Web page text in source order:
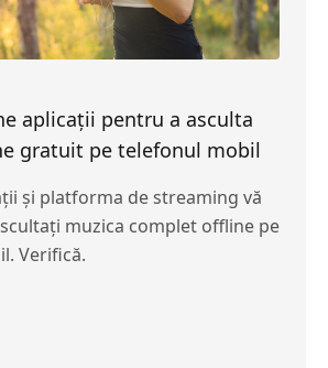
aplicații pentru a asculta
gratuit pe telefonul mobil
și platforma de streaming vă
muzica complet offline pe
Verifică.